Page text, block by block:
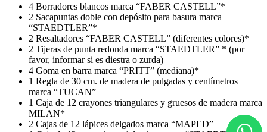
4 Borradores blancos marca “FABER CASTELL”*
2 Sacapuntas doble con depósito para basura marca
“STAEDTLER”*
2 Resaltadores “FABER CASTELL” (diferentes colores)*
2 Tijeras de punta redonda marca “STAEDTLER” * (por
favor, informar si es diestra o zurda)
4 Goma en barra marca “PRITT” (mediana)*
1 Regla de 30 cm. de madera de pulgadas y centímetros
marca “TUCAN”
1 Caja de 12 crayones triangulares y gruesos de madera marca
MILAN*
2 Cajas de 12 lápices delgados marca “MAPED”